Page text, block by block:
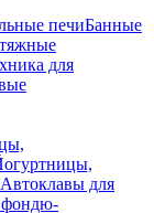
печиБанные
для
Автоклавы для